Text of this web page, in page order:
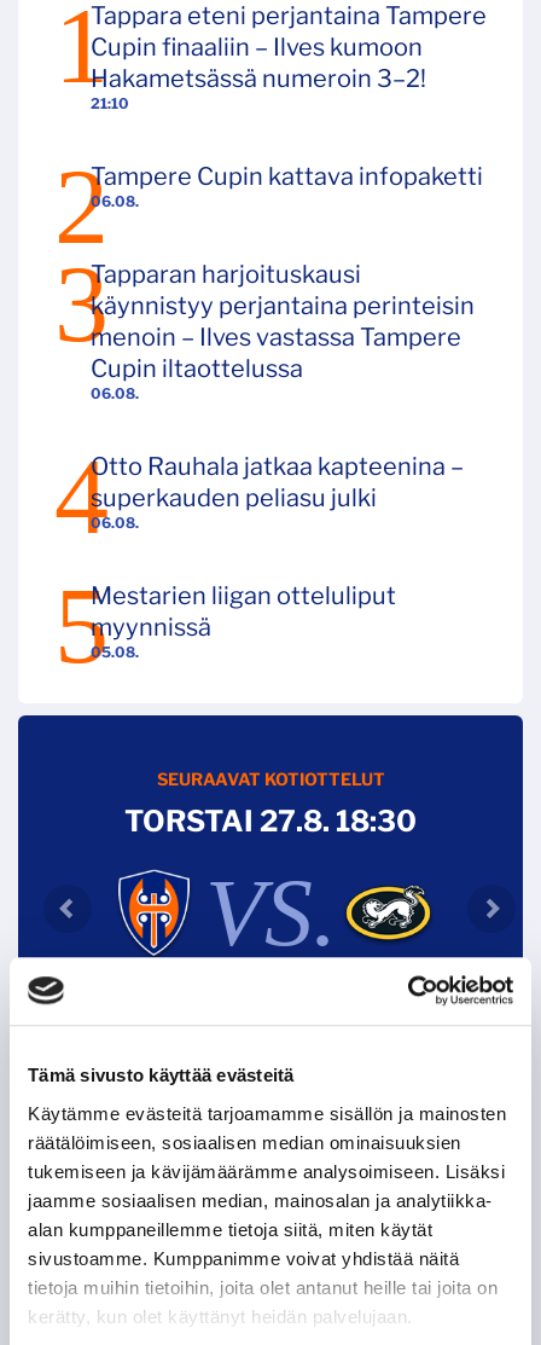
Tämä sivusto käyttää evästeitä
Käytämme evästeitä tarjoamamme sisällön ja mainosten
räätälöimiseen, sosiaalisen median ominaisuuksien
tukemiseen ja kävijämäärämme analysoimiseen. Lisäksi
jaamme sosiaalisen median, mainosalan ja analytiikka-
alan kumppaneillemme tietoja siitä, miten käytät
sivustoamme. Kumppanimme voivat yhdistää näitä
tietoja muihin tietoihin, joita olet antanut heille tai joita on
kerätty, kun olet käyttänyt heidän palvelujaan.
21:10
Tappara eteni perjantaina Tampere
Cupin finaaliin – Ilves kumoon
Hakametsässä numeroin 3–2!
06.08.
Tampere Cupin kattava infopaketti
06.08.
Tapparan harjoituskausi
käynnistyy perjantaina perinteisin
menoin – Ilves vastassa Tampere
Cupin iltaottelussa
06.08.
Otto Rauhala jatkaa kapteenina –
superkauden peliasu julki
05.08.
Mestarien liigan otteluliput
myynnissä
SEURAAVAT KOTIOTTELUT
TORSTAI 27.8. 18:30
VS.
Tappara uutiskirje